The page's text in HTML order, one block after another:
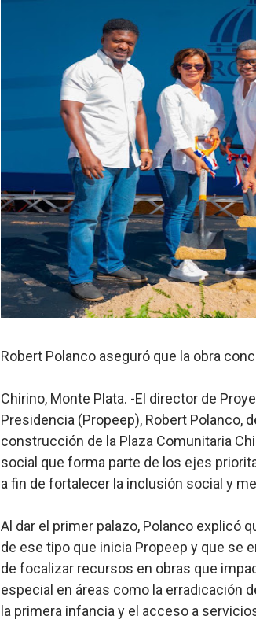
Hipótesis policial sobre
CESDN urge fortalecer el
Cacerolazos, gomas
Roberto Ángel Salcedo
Roberto Ángel Salcedo
Respuesta oportuna de
Juramentan a Angelina
DIGEIG y Liga Municipal
Tribunal Superior
JCE flexibiliza renovación de
Restaurante Amigos es
Banco Popular escala 17
SNS y el SRSO actualizan
Osiris de León responde a
Robert Polanco aseguró que la obra
Chirino, Monte Plata. -El director de
Presidencia (Propeep), Robert Polanco,
construcción de la Plaza Comunitaria
social que forma parte de los ejes
a fin de fortalecer la inclusión social y
Al dar el primer palazo, Polanco explicó
de ese tipo que inicia Propeep y que se
de focalizar recursos en obras que
especial en áreas como la erradicación
la primera infancia y el acceso a